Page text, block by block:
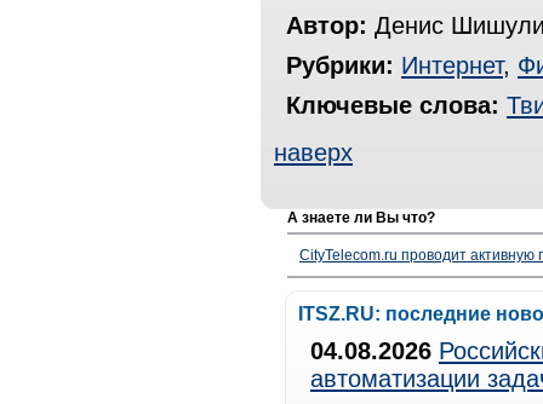
Автор: Денис
Рубрики: Интернет,
Ключевые слова:
наверх
А знаете ли Вы что?
CityTelecom.ru проводит активную
ITSZ.RU: последние
04.08.2026
автоматизации